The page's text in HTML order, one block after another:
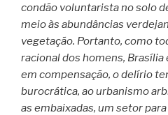
condão voluntarista no solo
meio às abundâncias
vegetação. Portanto, como
racional dos homens, Brasília
em compensação, o delírio
burocrática, ao urbanismo
as embaixadas, um setor